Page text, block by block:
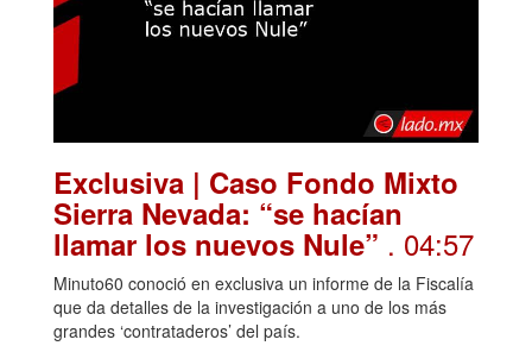
Exclusiva | Caso Fondo Mixto
Sierra Nevada: “se hacían
llamar los nuevos Nule” . 04:57
Minuto60 conoció en exclusiva un informe de la Fiscalía
que da detalles de la investigación a uno de los más
grandes ‘contrataderos’ del país.